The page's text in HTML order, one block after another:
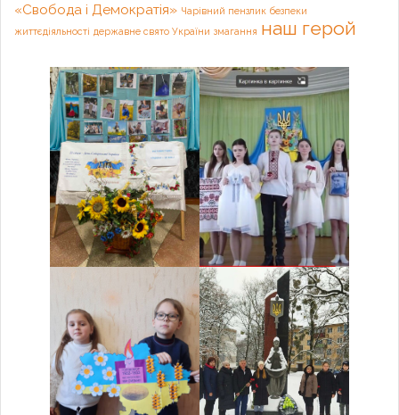
«Свобода і Демократія» Чарівний пензлик безпеки
життєдіяльності державне свято України змагання наш герой